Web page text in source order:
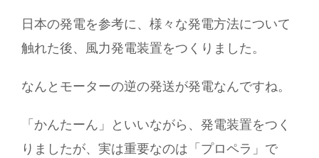
日本の発電を参考に、様々な発電方法について
触れた後、風力発電装置をつくりました。
なんとモーターの逆の発送が発電なんですね。
「かんたーん」といいながら、発電装置をつく
りましたが、実は重要なのは「プロペラ」で